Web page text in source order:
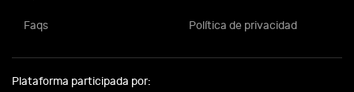
Faqs Política de privacidad
Plataforma participada por: